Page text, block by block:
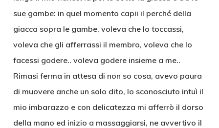
sue gambe: in quel momento capii il perché della
giacca sopra le gambe, voleva che lo toccassi,
voleva che gli afferrassi il membro, voleva che lo
facessi godere.. voleva godere insieme a me..
Rimasi ferma in attesa di non so cosa, avevo paura
di muovere anche un solo dito, lo sconosciuto intuì il
mio imbarazzo e con delicatezza mi afferrò il dorso
della mano ed inizio a massaggiarsi, ne avvertivo il